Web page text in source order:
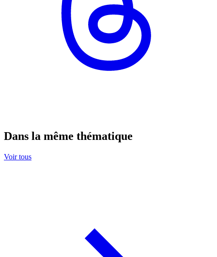
Dans la même thématique
Voir tous